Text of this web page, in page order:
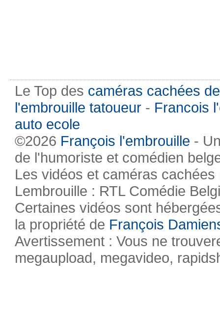
Le Top des caméras cachées
l'embrouille tatoueur - Francois
auto ecole
©2026 François l'embrouille -
de l'humoriste et comédien
Les vidéos et caméras
Lembrouille : RTL Comédie
Certaines vidéos sont
la propriété de François
Avertissement : Vous ne
megaupload, megavideo,